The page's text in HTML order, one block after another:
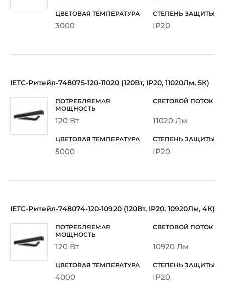
3000 IP20
IETC-Ритейл-748075-120-11020 (120Вт, IP20, 11020Лм, 5К)
120 Вт 11020 Лм
5000 IP20
IETC-Ритейл-748074-120-10920 (120Вт, IP20, 10920Лм, 4К)
120 Вт 10920 Лм
4000 IP20